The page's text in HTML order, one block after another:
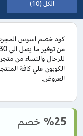
الكل (10)
العروض.
%25 خصم